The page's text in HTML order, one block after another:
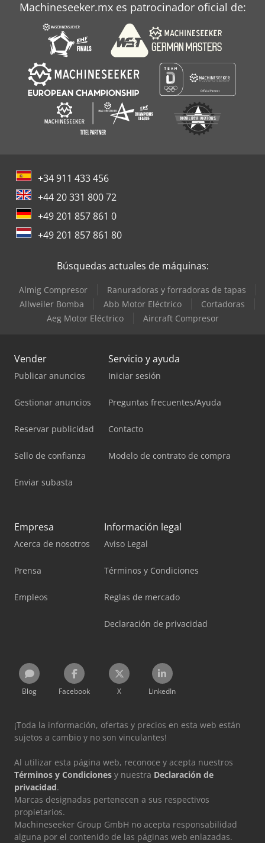
Áreas De Aplicación
Machineseeker.mx es patrocinador oficial de:
+34 911 433 456
+44 20 331 800 72
+49 201 857 861 0
+49 201 857 861 80
Búsquedas actuales de máquinas:
Almig Compresor
Ranuradoras y forradoras de tapas
Allweiler Bomba
Abb Motor Eléctrico
Cortadoras
Aeg Motor Eléctrico
Aircraft Compresor
Vender
Publicar anuncios
Gestionar anuncios
Reservar publicidad
Sello de confianza
Enviar subasta
Servicio y ayuda
Iniciar sesión
Preguntas frecuentes/Ayuda
Contacto
Modelo de contrato de compra
Empresa
Acerca de nosotros
Prensa
Empleos
Información legal
Aviso Legal
Términos y Condiciones
Reglas de mercado
Declaración de privacidad
Blog Facebook X LinkedIn
¡Toda la información, ofertas y precios en esta web están
sujetos a cambio y no son vinculantes!
Al utilizar esta página web, reconoce y acepta nuestros
Términos y Condiciones y nuestra Declaración de
privacidad.
Marcas designadas pertenecen a sus respectivos
propietarios.
Machineseeker Group GmbH no acepta responsabilidad
alguna por el contenido de las páginas web enlazadas.